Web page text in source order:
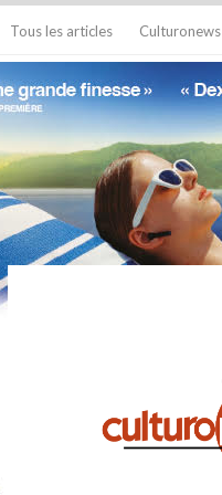
Tous les articles Culturonews